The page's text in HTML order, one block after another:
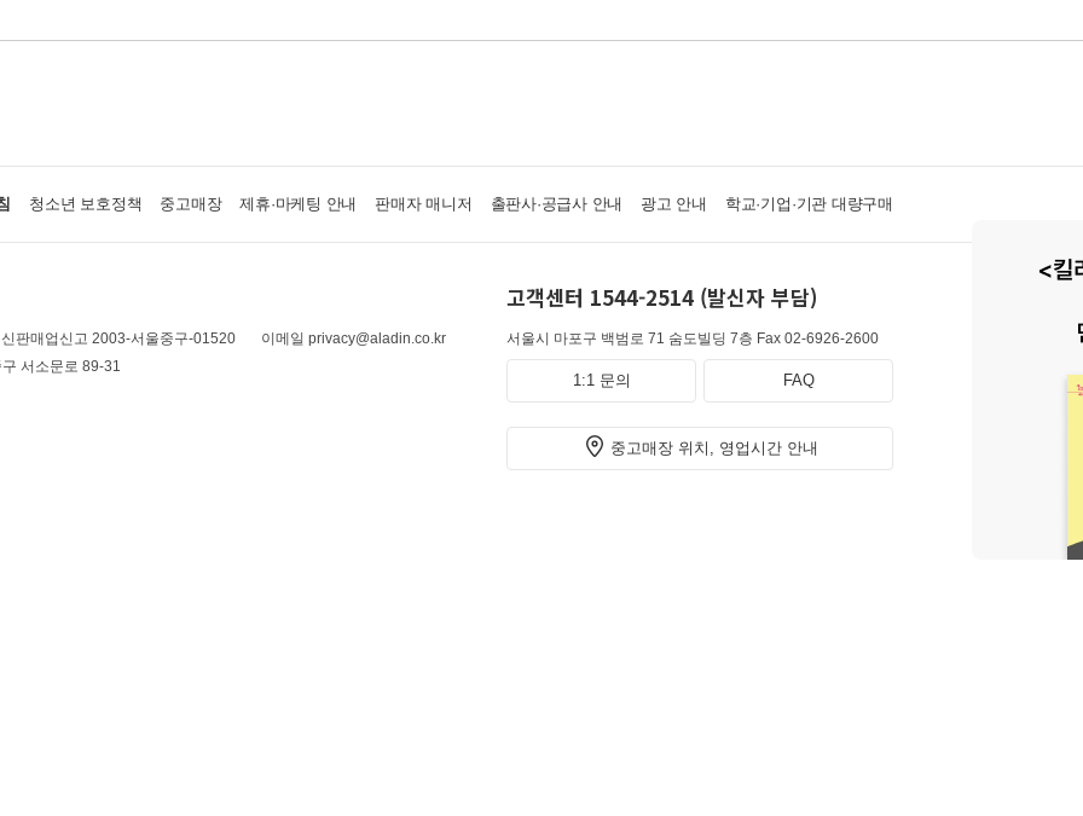
청소년 보호정책 중고매장 제휴·마케팅 안내 판매자 매니저 출판사·공급사 안내 광고 안내 학교·기업·기관 대량구매
판매업신고 2003-서울중구-01520
이메일 privacy@aladin.co.kr
서소문로 89-31
고객센터 1544-2514 (발신자 부담)
서울시 마포구 백범로 71 숨도빌딩 7층 Fax 02-6926-2600
1:1 문의 FAQ
중고매장 위치, 영업시간 안내